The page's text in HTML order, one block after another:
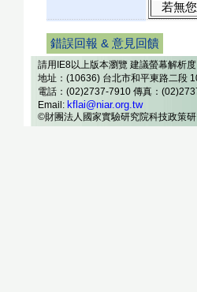
若無
錯誤回報 & 意見回饋
請用IE8以上版本瀏覽 建議螢幕解析
地址：(10636) 台北市和平東路二段
電話：(02)2737-7910 傳真：
Email: kflai@niar.org.tw
©財團法人國家實驗研究院科技政策